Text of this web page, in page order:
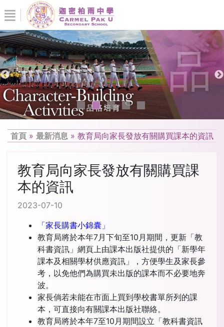
首頁 » 最新消息 » 教育局向家長發放有關購買課本的資訊
教育局向家長發放有關購買課
本的資訊
2023-07-10
「家長購書小錦囊」
教育局將於本年7月下旬至10月期間，更新「教
科書資訊」網頁上由課本出版社提供的「新學年
課本及相關學材供應資訊」，方便學生及家長參
考，以免他們為購買未出版的課本而不必要地奔
波。
家長倘若未能在市面上買到學校書單所列的課
本，可直接向有關課本出版社聯絡。
教育局將於本年7至10月期間設立「教科書資訊